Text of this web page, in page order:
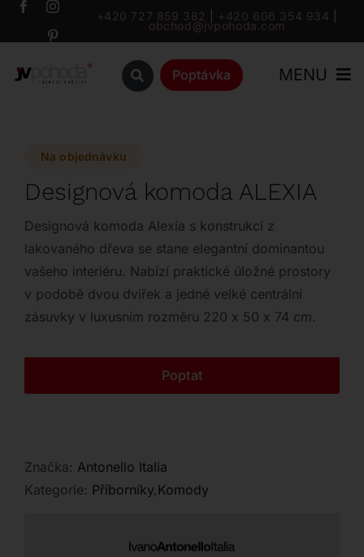
Přeskočit
+420 727 859 382 +420 606 354 934
obchod@jvpohoda.com
Poptávka MENU
Katalog
Značky
Outlet
Kontakt
Na objednávku
Designová komoda ALEXIA
Designová komoda Alexia s konstrukcí z
lakovaného dřeva se stane elegantní dominantou
vašeho interiéru. Nabízí praktické úložné prostory
v podobě dvou dvířek a jedné velké centrální
zásuvky v luxusním rozměru 220 x 50 x 74 cm.
Poptat
Značka: Antonello Italia
Kategorie: Příborníky,Komody